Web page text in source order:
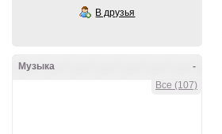
В друзья
-
Музыка
Все (107)